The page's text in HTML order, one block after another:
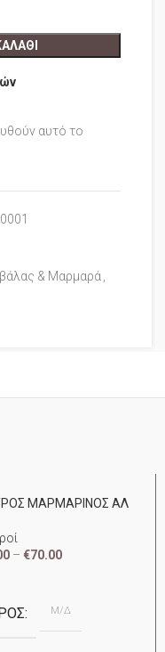
αυτό το
& Μαρμαρά
ΜΑΡΜΑΡΙΝΟΣ ΑΛ
– €70.00
Μ/Δ